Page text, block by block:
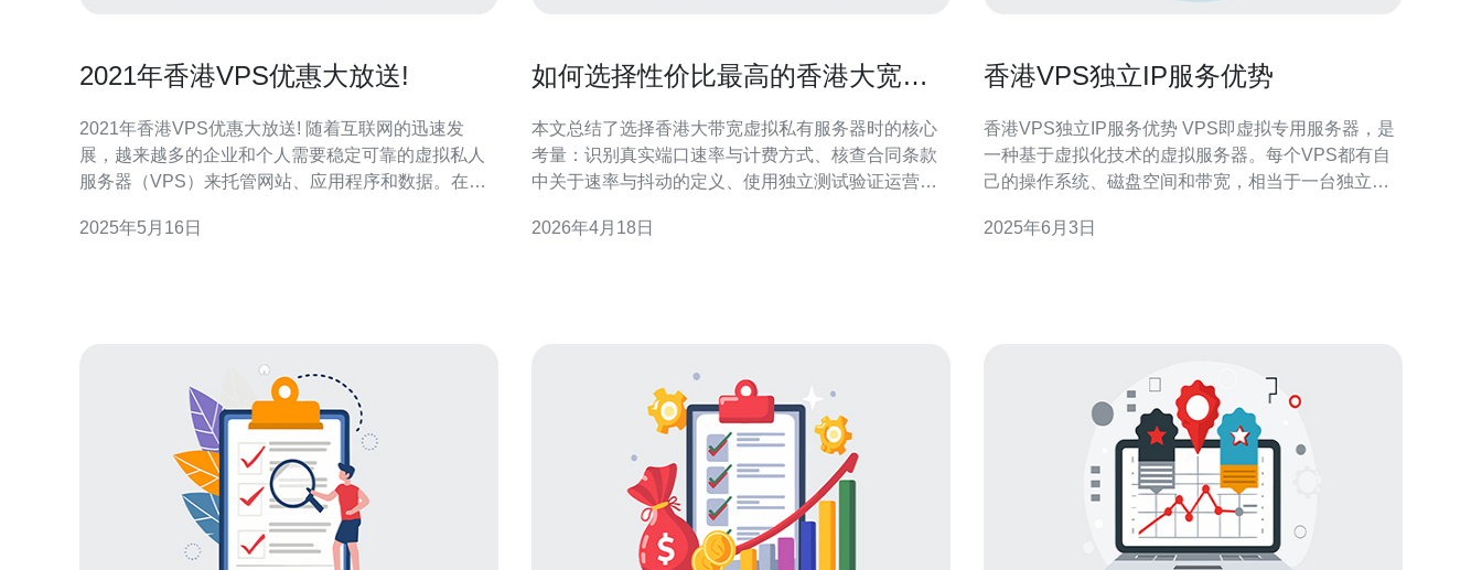
2021年香港VPS优惠大放送!
2021年香港VPS优惠大放送! 随着互联网的迅速发
展，越来越多的企业和个人需要稳定可靠的虚拟私人
服务器（VPS）来托管网站、应用程序和数据。在香
场也日益繁荣。 为了回馈新老客户，许多香港VPS服
2025年5月16日
如何选择性价比最高的香港大宽带
本文总结了选择香港大带宽虚拟私有服务器时的核心
考量：识别真实端口速率与计费方式、核查合同条款
中关于速率与抖动的定义、使用独立测试验证运营商
藏的带宽限制的风险。 哪个运营商或机房更值得优先
2026年4月18日
香港VPS独立IP服务优势
香港VPS独立IP服务优势 VPS即虚拟专用服务器，是
一种基于虚拟化技术的虚拟服务器。每个VPS都有自
己的操作系统、磁盘空间和带宽，相当于一台独立的
务器。 选择香港VPS独立IP服务有以下几个优势： 1.
2025年6月3日